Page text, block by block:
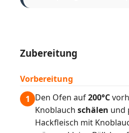
Zubereitung
Vorbereitung
1 Den Ofen auf200°C
Knoblauch schälen und
Hackfleisch mit